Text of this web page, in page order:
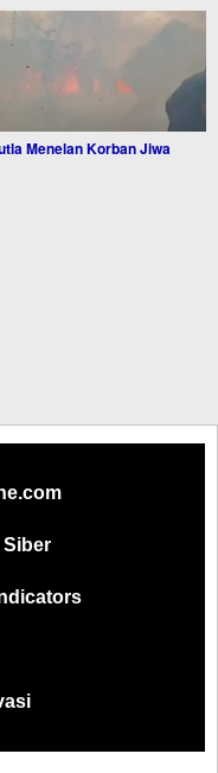
Menelan Korban Jiwa
Siber